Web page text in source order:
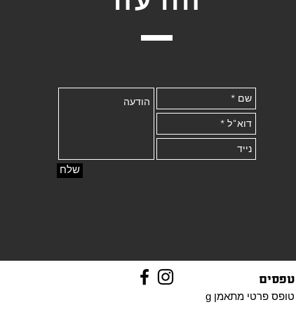
שלח
טפסים
טופס פרטי מתאמן g